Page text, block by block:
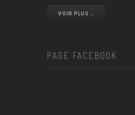
VOIR PLUS …
PAGE FACEBOOK